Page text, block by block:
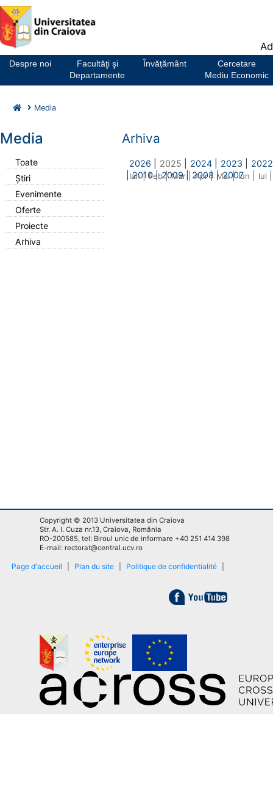
Notă:
Acest
website
un
Despre noi
Facultăţi şi
Departamente
Învățământ
Cercetare
Mediu Economic
Media
Media
Toate
Știri
Evenimente
Oferte
Proiecte
Arhiva
Arhiva
2026 2025 2024 2023
2022
2010| 2009| 2008 | 2007
Ian| Feb| Mar Apr| Mai| Iun Iul
Copyright © 2013 Universitatea din Craiova
Str. A. I. Cuza nr.13, Craiova, România
RO-200585, tel: Biroul unic de informare +40 251 414 398
E-mail: rectorat@central.ucv.ro
Page d'accueil Plan du site Politique de confidentialité